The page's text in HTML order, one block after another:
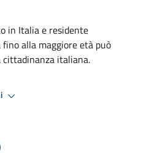
in Italia e residente
alla maggiore età può
cittadinanza italiana.